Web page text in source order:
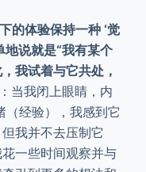
的体验保持一种 ‘觉
说就是“我有某个
我试着与它共处，
当我闭上眼睛，内
经验），我感到它
我并不去压制它
一些时间观察并与